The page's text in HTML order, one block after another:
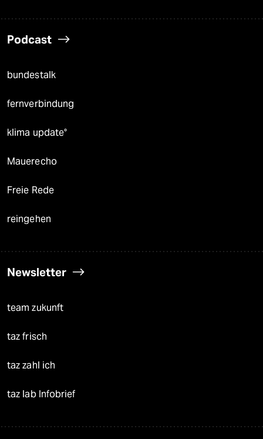
Podcast
bundestalk
fernverbindung
klima update°
Mauerecho
Freie Rede
reingehen
Newsletter
team zukunft
taz frisch
taz zahl ich
taz lab Infobrief